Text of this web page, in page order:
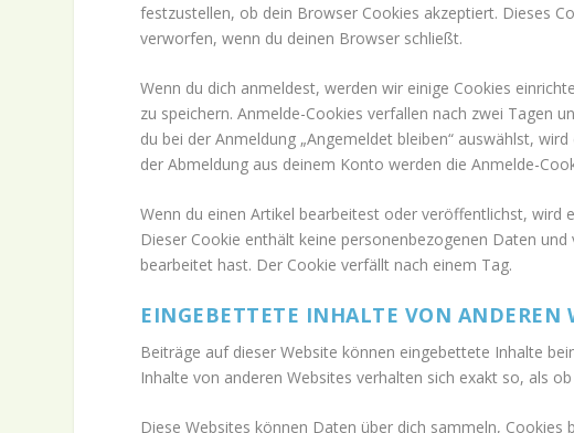
festzustellen, ob dein Browser Cookies akzeptiert. Dieses
verworfen, wenn du deinen Browser schließt.
Wenn du dich anmeldest, werden wir einige Cookies
zu speichern. Anmelde-Cookies verfallen nach zwei Tagen
du bei der Anmeldung „Angemeldet bleiben“ auswählst,
der Abmeldung aus deinem Konto werden die Anmelde-
Wenn du einen Artikel bearbeitest oder veröffentlichst, wird
Dieser Cookie enthält keine personenbezogenen Daten
bearbeitet hast. Der Cookie verfällt nach einem Tag.
EINGEBETTETE INHALTE VON ANDEREN
Beiträge auf dieser Website können eingebettete Inhalte
Inhalte von anderen Websites verhalten sich exakt so, als
Diese Websites können Daten über dich sammeln,